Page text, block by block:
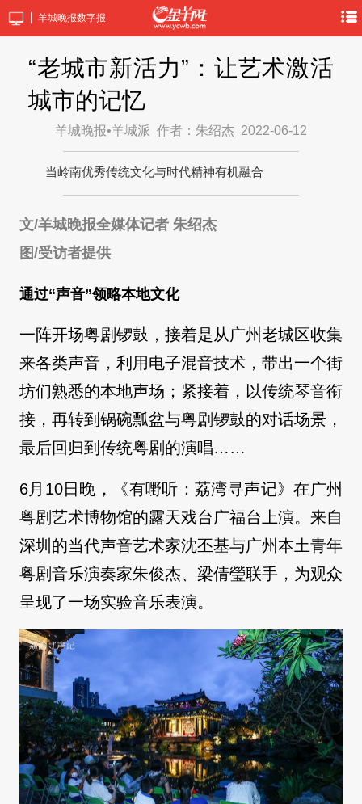
羊城晚报数字报
“老城市新活力”：让艺术激活
城市的记忆
羊城晚报•羊城派 作者：朱绍杰 2022-06-12
当岭南优秀传统文化与时代精神有机融合
文/羊城晚报全媒体记者 朱绍杰
图/受访者提供
通过“声音”领略本地文化
一阵开场粤剧锣鼓，接着是从广州老城区收集
来各类声音，利用电子混音技术，带出一个街
坊们熟悉的本地声场；紧接着，以传统琴音衔
接，再转到锅碗瓢盆与粤剧锣鼓的对话场景，
最后回归到传统粤剧的演唱……
6月10日晚，《有嘢听：荔湾寻声记》在广州
粤剧艺术博物馆的露天戏台广福台上演。来自
深圳的当代声音艺术家沈丕基与广州本土青年
粤剧音乐演奏家朱俊杰、梁倩瑩联手，为观众
呈现了一场实验音乐表演。